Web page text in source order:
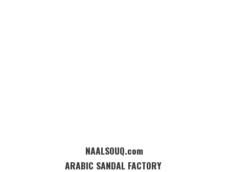
NAALSOUQ.com
ARABIC SANDAL FACTORY